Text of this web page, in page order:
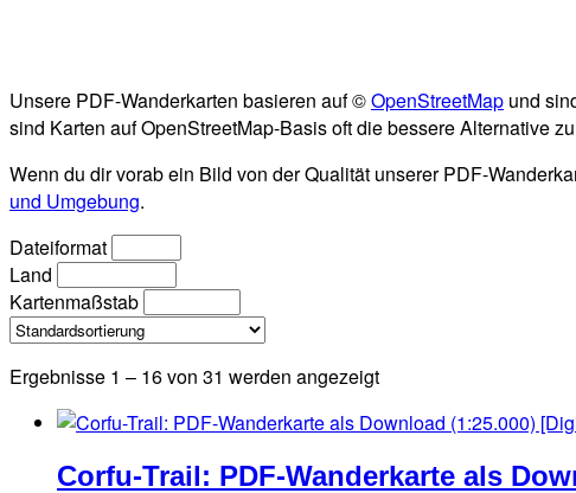
Unsere PDF-Wanderkarten basieren auf ©OpenStreetMap und
sind Karten auf OpenStreetMap-Basis oft die bessere Alternative
Wenn du dir vorab ein Bild von der Qualität unserer PDF-
und Umgebung.
Dateiformat
Land
Kartenmaßstab
Ergebnisse 1 – 16 von 31 werden angezeigt
Corfu-Trail: PDF-Wanderkarte als